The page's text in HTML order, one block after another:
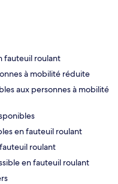
fauteuil roulant
à mobilité réduite
aux personnes à mobilité
en fauteuil roulant
roulant
en fauteuil roulant